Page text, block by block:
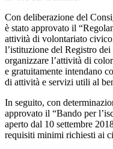
Con deliberazione del
è stato approvato il
attività di volontariato
l’istituzione del Registro
organizzare l’attività di
e gratuitamente intendano
di attività e servizi utili al
In seguito, con
approvato il “Bando per
aperto dal 10 settembre
requisiti minimi richiesti ai